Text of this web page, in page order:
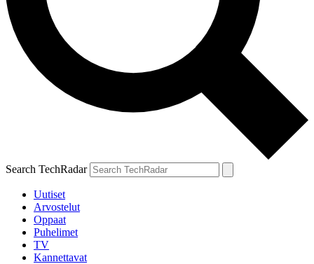
Search TechRadar
Uutiset
Arvostelut
Oppaat
Puhelimet
TV
Kannettavat